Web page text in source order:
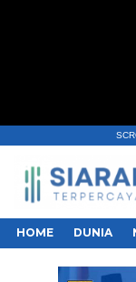
HOME DUNIA